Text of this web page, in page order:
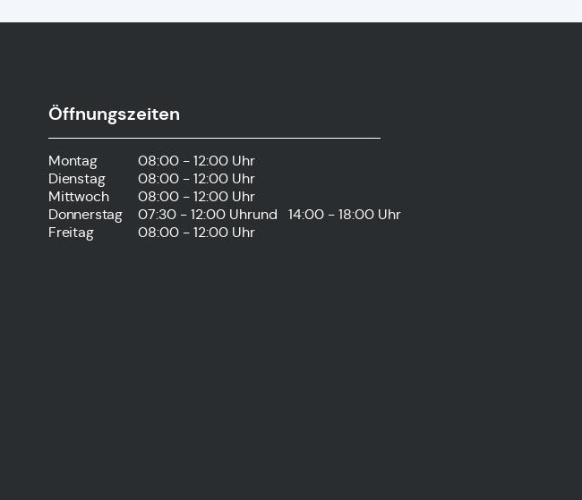
Öffnungszeiten
Montag
08:00 - 12:00 Uhr
Dienstag
08:00 - 12:00 Uhr
Mittwoch
08:00 - 12:00 Uhr
Donnerstag
07:30 - 12:00 Uhrund
14:00 - 18:00 Uhr
Freitag
08:00 - 12:00 Uhr